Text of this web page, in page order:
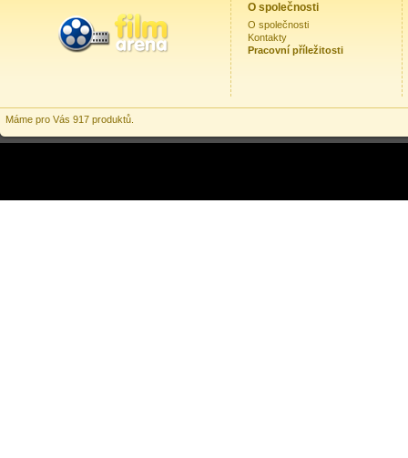
O společnosti
O společnosti
Kontakty
Pracovní příležitosti
Máme pro Vás 917 produktů.